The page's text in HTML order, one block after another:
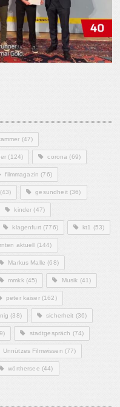
(47)
(124) corona (69)
filmmagazin (76)
(43) gesundheit(36)
kinder (47)
klagenfurt(776) kt1 (53)
aktuell (144)
Markus Malle (68)
mmkk(45) Musik (41)
peter kaiser(162)
(38) sicherheit (36)
stadtgespräch (74)
Unnützes Filmwissen (77)
wörthersee (44)